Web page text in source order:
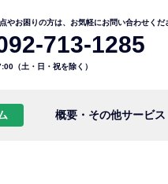
やお困りの方は、お気軽にお問い合わせくだ
713-1285
（土・日・祝を除く）
概要・その他サービス